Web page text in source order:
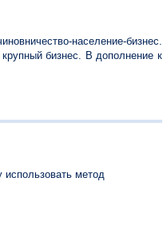
население-бизнес.
бизнес. В дополнение к
метод